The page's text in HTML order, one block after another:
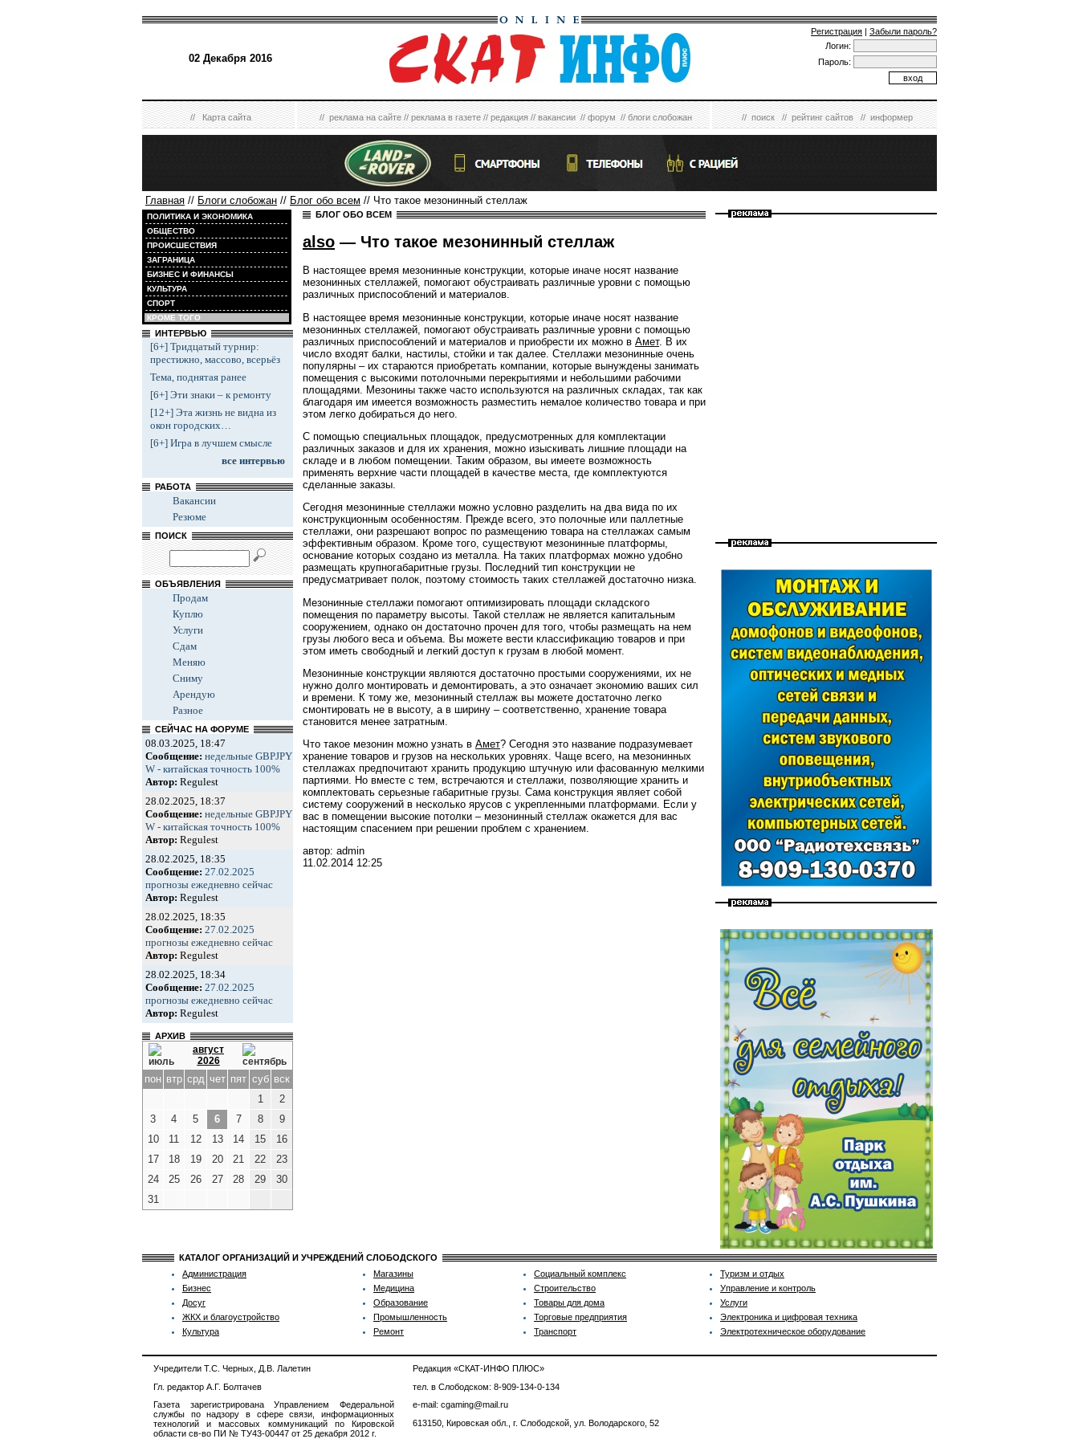
02 Декабря 2016
Регистрация | Забыли пароль?
Логин:
Пароль:
//Карта сайта //реклама на сайте//реклама в газете//редакция//вакансии//форум//блоги слобожан //поиск//рейтинг сайтов//информер
Главная // Блоги слобожан // Блог обо всем // Что такое мезонинный стеллаж
ПОЛИТИКА И ЭКОНОМИКА
ОБЩЕСТВО
ПРОИСШЕСТВИЯ
ЗАГРАНИЦА
БИЗНЕС И ФИНАНСЫ
КУЛЬТУРА
СПОРТ
КРОМЕ ТОГО
ИНТЕРВЬЮ
[6+] Тридцатый турнир:
престижно, массово, всерьёз
Тема, поднятая ранее
[6+] Эти знаки – к ремонту
[12+] Эта жизнь не видна из
окон городских…
[6+] Игра в лучшем смысле
все интервью
РАБОТА
Вакансии
Резюме
ПОИСК
ОБЪЯВЛЕНИЯ
Продам
Куплю
Услуги
Сдам
Меняю
Сниму
Арендую
Разное
СЕЙЧАС НА ФОРУМЕ
08.03.2025, 18:47
Сообщение: недельные GBPJPY
W - китайская точность 100%
Автор: Regulest
28.02.2025, 18:37
Сообщение: недельные GBPJPY
W - китайская точность 100%
Автор: Regulest
28.02.2025, 18:35
Сообщение: 27.02.2025
прогнозы ежедневно сейчас
Автор: Regulest
28.02.2025, 18:35
Сообщение: 27.02.2025
прогнозы ежедневно сейчас
Автор: Regulest
28.02.2025, 18:34
Сообщение: 27.02.2025
прогнозы ежедневно сейчас
Автор: Regulest
АРХИВ
август
2026
пон втр срд чет пят суб вск
1
2
3
4 5 6 7 8
9
10
11 12 13 14 15
16
17
18 19 20 21 22
23
24
25 26 27 28 29
30
31
БЛОГ ОБО ВСЕМ
also — Что такое мезонинный стеллаж
В настоящее время мезонинные конструкции, которые иначе носят название
мезонинных стеллажей, помогают обустраивать различные уровни с помощью
различных приспособлений и материалов.
В настоящее время мезонинные конструкции, которые иначе носят название
мезонинных стеллажей, помогают обустраивать различные уровни с помощью
различных приспособлений и материалов и приобрести их можно в Амет. В их
число входят балки, настилы, стойки и так далее. Стеллажи мезонинные очень
популярны – их стараются приобретать компании, которые вынуждены занимать
помещения с высокими потолочными перекрытиями и небольшими рабочими
площадями. Мезонины также часто используются на различных складах, так как
благодаря им имеется возможность разместить немалое количество товара и при
этом легко добираться до него.
С помощью специальных площадок, предусмотренных для комплектации
различных заказов и для их хранения, можно изыскивать лишние площади на
складе и в любом помещении. Таким образом, вы имеете возможность
применять верхние части площадей в качестве места, где комплектуются
сделанные заказы.
Сегодня мезонинные стеллажи можно условно разделить на два вида по их
конструкционным особенностям. Прежде всего, это полочные или паллетные
стеллажи, они разрешают вопрос по размещению товара на стеллажах самым
эффективным образом. Кроме того, существуют мезонинные платформы,
основание которых создано из металла. На таких платформах можно удобно
размещать крупногабаритные грузы. Последний тип конструкции не
предусматривает полок, поэтому стоимость таких стеллажей достаточно низка.
Мезонинные стеллажи помогают оптимизировать площади складского
помещения по параметру высоты. Такой стеллаж не является капитальным
сооружением, однако он достаточно прочен для того, чтобы размещать на нем
грузы любого веса и объема. Вы можете вести классификацию товаров и при
этом иметь свободный и легкий доступ к грузам в любой момент.
Мезонинные конструкции являются достаточно простыми сооружениями, их не
нужно долго монтировать и демонтировать, а это означает экономию ваших сил
и времени. К тому же, мезонинный стеллаж вы можете достаточно легко
смонтировать не в высоту, а в ширину – соответственно, хранение товара
становится менее затратным.
Что такое мезонин можно узнать в Амет? Сегодня это название подразумевает
хранение товаров и грузов на нескольких уровнях. Чаще всего, на мезонинных
стеллажах предпочитают хранить продукцию штучную или фасованную мелкими
партиями. Но вместе с тем, встречаются и стеллажи, позволяющие хранить и
комплектовать серьезные габаритные грузы. Сама конструкция являет собой
систему сооружений в несколько ярусов с укрепленными платформами. Если у
вас в помещении высокие потолки – мезонинный стеллаж окажется для вас
настоящим спасением при решении проблем с хранением.
автор: admin
11.02.2014 12:25
КАТАЛОГ ОРГАНИЗАЦИЙ И УЧРЕЖДЕНИЙ СЛОБОДСКОГО
Администрация
Бизнес
Досуг
ЖКХ и благоустройство
Культура
Магазины
Медицина
Образование
Промышленность
Ремонт
Социальный комплекс
Строительство
Товары для дома
Торговые предприятия
Транспорт
Туризм и отдых
Управление и контроль
Услуги
Электроника и цифровая техника
Электротехническое оборудование
Учредители Т.С. Черных, Д.В. Лалетин
Гл. редактор А.Г. Болтачев
Газета зарегистрирована Управлением Федеральной
службы по надзору в сфере связи, информационных
технологий и массовых коммуникаций по Кировской
области св-во ПИ № ТУ43-00447 от 25 декабря 2012 г.
Редакция «СКАТ-ИНФО ПЛЮС»
тел. в Слободском: 8-909-134-0-134
e-mail: cgaming@mail.ru
613150, Кировская обл., г. Слободской, ул. Володарского, 52